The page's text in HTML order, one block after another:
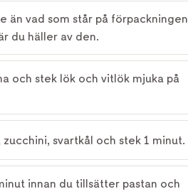
än vad som står på förpackningen
du häller av den.
och stek lök och vitlök mjuka på
svartkål och stek 1 minut.
innan du tillsätter pastan och